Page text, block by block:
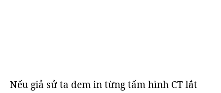
Nếu giả sử ta đem in từng tấm hình CT lắt